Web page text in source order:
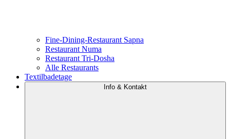
Fine-Dining-Restaurant Sapna
Restaurant Numa
Restaurant Tri-Dosha
Alle Restaurants
Textilbadetage
Info & Kontakt